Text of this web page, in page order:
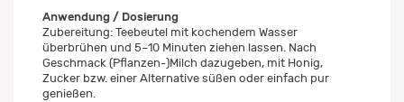
Anwendung / Dosierung
Zubereitung: Teebeutel mit kochendem Wasser
überbrühen und 5–10 Minuten ziehen lassen. Nach
Geschmack (Pflanzen-)Milch dazugeben, mit Honig,
Zucker bzw. einer Alternative süßen oder einfach pur
genießen.